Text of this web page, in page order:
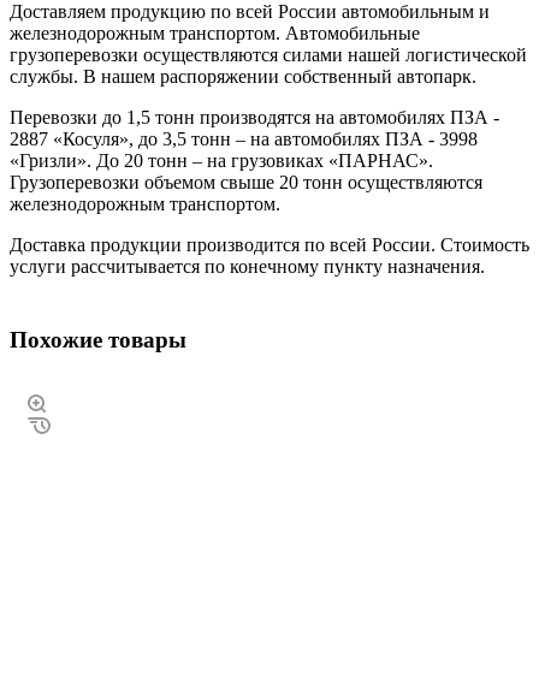
Доставляем продукцию по всей России автомобильным и
железнодорожным транспортом. Автомобильные
грузоперевозки осуществляются силами нашей логистической
службы. В нашем распоряжении собственный автопарк.
Перевозки до 1,5 тонн производятся на автомобилях ПЗА -
2887 «Косуля», до 3,5 тонн – на автомобилях ПЗА - 3998
«Гризли». До 20 тонн – на грузовиках «ПАРНАС».
Грузоперевозки объемом свыше 20 тонн осуществляются
железнодорожным транспортом.
Доставка продукции производится по всей России. Стоимость
услуги рассчитывается по конечному пункту назначения.
Похожие товары